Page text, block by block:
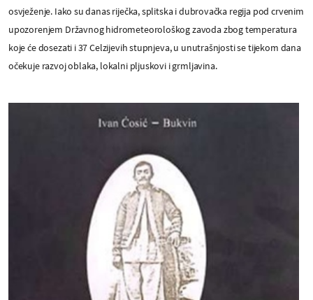
osvježenje. Iako su danas riječka, splitska i dubrovačka regija pod crvenim
upozorenjem Državnog hidrometeorološkog zavoda zbog temperatura
koje će dosezati i 37 Celzijevih stupnjeva, u unutrašnjosti se tijekom dana
očekuje razvoj oblaka, lokalni pljuskovi i grmljavina.